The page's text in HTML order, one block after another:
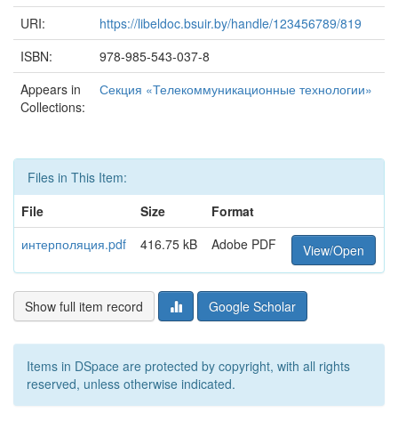
URI:
https://libeldoc.bsuir.by/handle/123456789/819
ISBN:
978-985-543-037-8
Appears in
Collections:
Секция «Телекоммуникационные технологии»
Files in This Item:
File
Size
Format
интерполяция.pdf
416.75 kB Adobe PDF View/Open
Show full item record Google Scholar
Items in DSpace are protected by copyright, with all rights
reserved, unless otherwise indicated.